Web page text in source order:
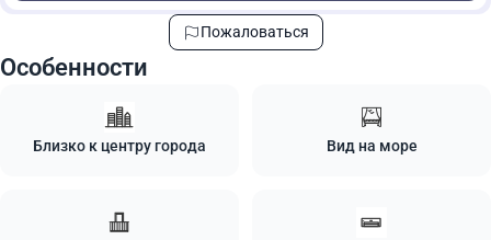
Пожаловаться
Особенности
Близко к центру города Вид на море